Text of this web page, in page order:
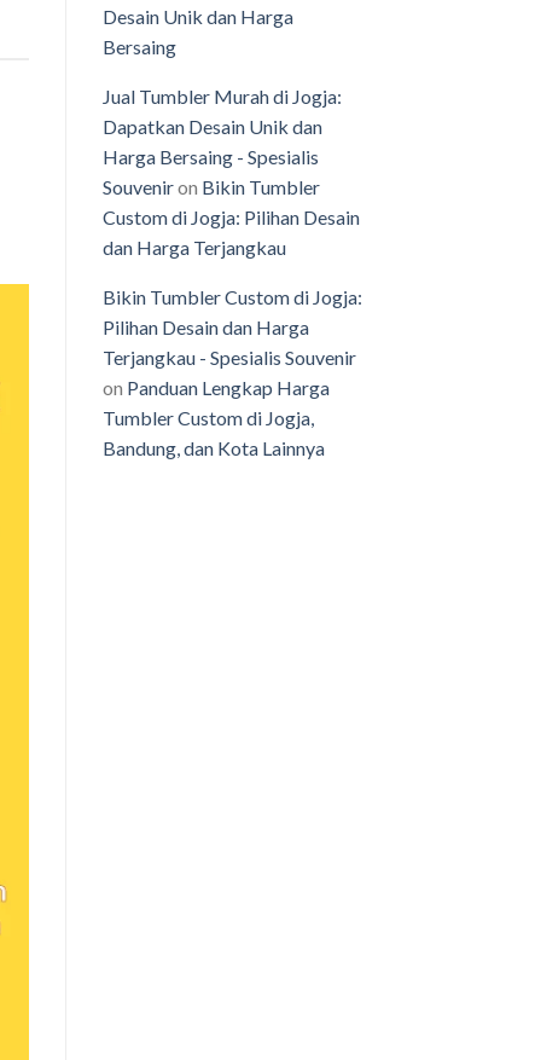
Desain Unik dan Harga
Bersaing
Jual Tumbler Murah di Jogja:
Dapatkan Desain Unik dan
Harga Bersaing - Spesialis
Souveniron Bikin Tumbler
Custom di Jogja: Pilihan Desain
dan Harga Terjangkau
Bikin Tumbler Custom di Jogja:
Pilihan Desain dan Harga
Terjangkau - Spesialis Souvenir
on Panduan Lengkap Harga
Tumbler Custom di Jogja,
Bandung, dan Kota Lainnya